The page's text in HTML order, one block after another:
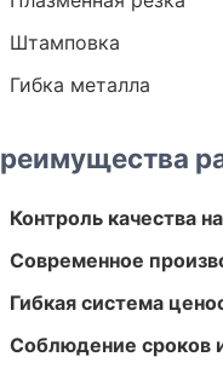
Штамповка
Гибка металла
Контроль качества
Современное
Гибкая система
Соблюдение сроков